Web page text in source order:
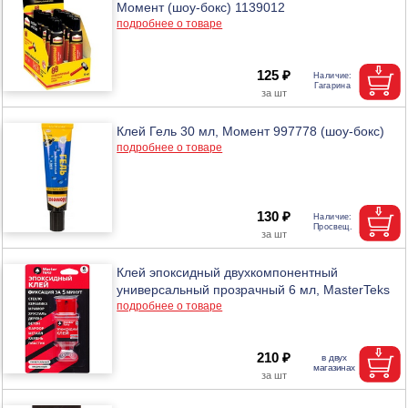
Момент (шоу-бокс) 1139012
подробнее о товаре
125 ₽
Клей Гель 30 мл, Момент 997778 (шоу-бокс)
подробнее о товаре
130 ₽
Клей эпоксидный двухкомпонентный
универсальный прозрачный 6 мл, MasterTeks
подробнее о товаре
210 ₽